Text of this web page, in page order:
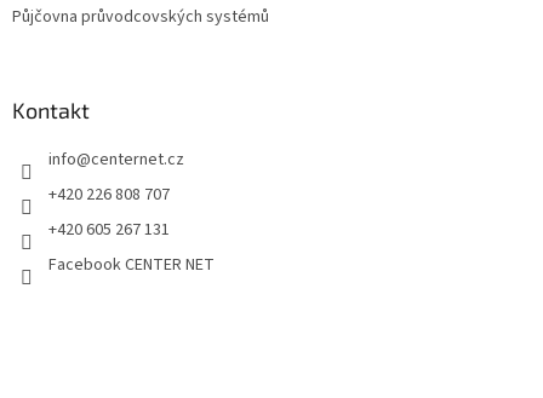
Půjčovna průvodcovských systémů
Kontakt
info@centernet.cz
+420 226 808 707
+420 605 267 131
Facebook CENTER NET